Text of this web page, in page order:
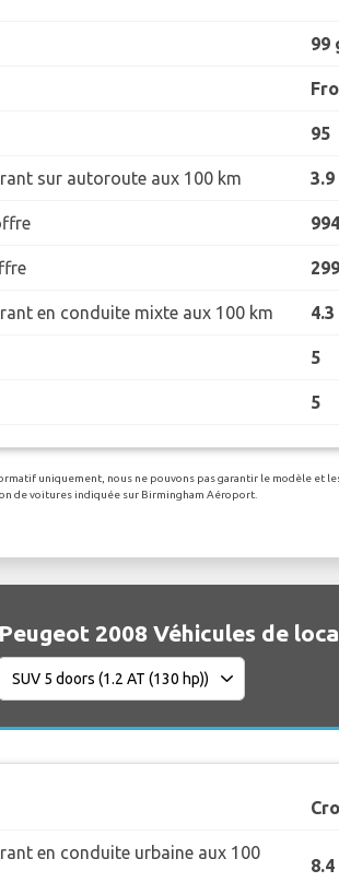
99
95
sur autoroute aux 100 km 3.9
en conduite mixte aux 100 km 4.3
5
5
uniquement, nous ne pouvons pas garantir le modèle et
de voitures indiquée sur Birmingham Aéroport.
Peugeot 2008 Véhicules de
en conduite urbaine aux 100
8.4